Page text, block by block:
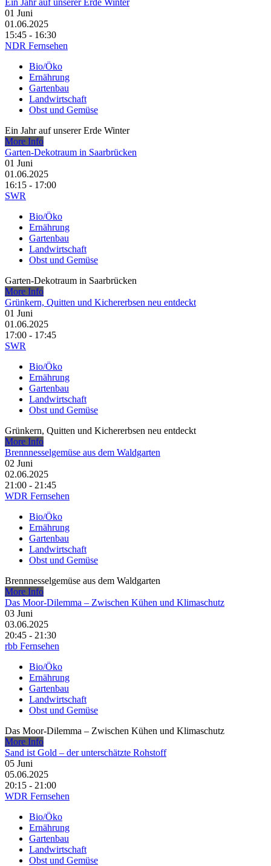
01 Juni
01.06.2025
15:45 - 16:30
NDR Fernsehen
Bio/Öko
Ernährung
Gartenbau
Landwirtschaft
Obst und Gemüse
Ein Jahr auf unserer Erde Winter
More Info
Garten-Dekotraum in Saarbrücken
01 Juni
01.06.2025
16:15 - 17:00
SWR
Bio/Öko
Ernährung
Gartenbau
Landwirtschaft
Obst und Gemüse
Garten-Dekotraum in Saarbrücken
More Info
Grünkern, Quitten und Kichererbsen neu entdeckt
01 Juni
01.06.2025
17:00 - 17:45
SWR
Bio/Öko
Ernährung
Gartenbau
Landwirtschaft
Obst und Gemüse
Grünkern, Quitten und Kichererbsen neu entdeckt
More Info
Brennnesselgemüse aus dem Waldgarten
02 Juni
02.06.2025
21:00 - 21:45
WDR Fernsehen
Bio/Öko
Ernährung
Gartenbau
Landwirtschaft
Obst und Gemüse
Brennnesselgemüse aus dem Waldgarten
More Info
Das Moor-Dilemma – Zwischen Kühen und Klimaschutz
03 Juni
03.06.2025
20:45 - 21:30
rbb Fernsehen
Bio/Öko
Ernährung
Gartenbau
Landwirtschaft
Obst und Gemüse
Das Moor-Dilemma – Zwischen Kühen und Klimaschutz
More Info
Sand ist Gold – der unterschätzte Rohstoff
05 Juni
05.06.2025
20:15 - 21:00
WDR Fernsehen
Bio/Öko
Ernährung
Gartenbau
Landwirtschaft
Obst und Gemüse